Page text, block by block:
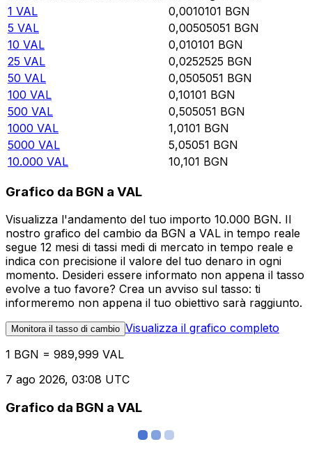
1 VAL 0,0010101 BGN
5 VAL 0,00505051 BGN
10 VAL 0,010101 BGN
25 VAL 0,0252525 BGN
50 VAL 0,0505051 BGN
100 VAL 0,10101 BGN
500 VAL 0,505051 BGN
1000 VAL 1,0101 BGN
5000 VAL 5,05051 BGN
10.000 VAL 10,101 BGN
Grafico da BGN a VAL
Visualizza l'andamento del tuo importo 10.000 BGN. Il
nostro grafico del cambio da BGN a VAL in tempo reale
segue 12 mesi di tassi medi di mercato in tempo reale e
indica con precisione il valore del tuo denaro in ogni
momento. Desideri essere informato non appena il tasso
evolve a tuo favore? Crea un avviso sul tasso: ti
informeremo non appena il tuo obiettivo sarà raggiunto.
Monitora il tasso di cambio Visualizza il grafico completo
1 BGN = 989,999 VAL
7 ago 2026, 03:08 UTC
Grafico da BGN a VAL